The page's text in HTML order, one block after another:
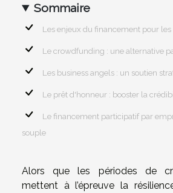
Sommaire
Les enjeux du financement pour les
Le crowdfunding : une alternative
Les business angels : un soutien
Le prêt d'honneur : booster la
Le financement participatif par
souple
Alors que les périodes de
mettent à l’épreuve la